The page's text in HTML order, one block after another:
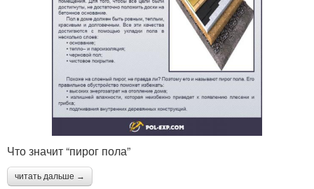
Что значит “пирог пола”
читать дальше →